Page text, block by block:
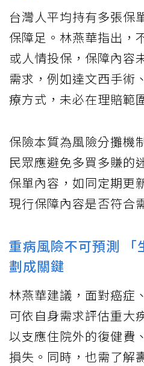
台灣人平均持有多張保
保障足。林燕華指出，
或人情投保，保障內容
需求，例如達文西手術
療方式，未必在理賠範
保險本質為風險分攤機
民眾應避免多買多賺的
保單內容，如同定期更
現行保障內容是否符合
重病風險不可預測 「
劃成關鍵
林燕華建議，面對癌症
可依自身需求評估重大
以支應住院外的復健費
損失。同時，也需了解